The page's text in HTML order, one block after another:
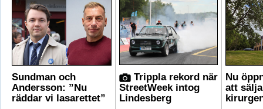
Sundman och
Andersson: ”Nu
räddar vi lasarettet”
Trippla rekord när
StreetWeek intog
Lindesberg
Nu
att